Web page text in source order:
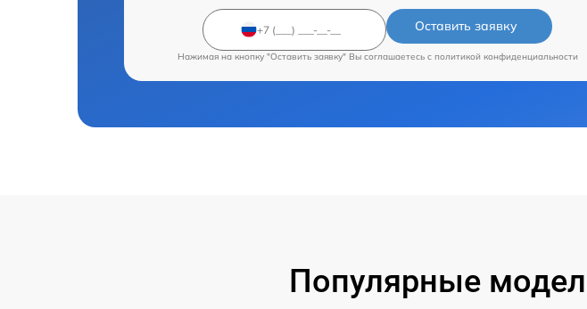
Оставить заявку
Нажимая на кнопку "Оставить заявку" Вы соглашаетесь c политикой конфиденциальности
Популярные